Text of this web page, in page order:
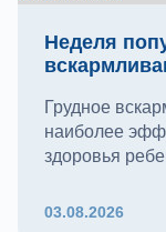
Неделя
Грудное
наиболее
здоровья
03.08.2026